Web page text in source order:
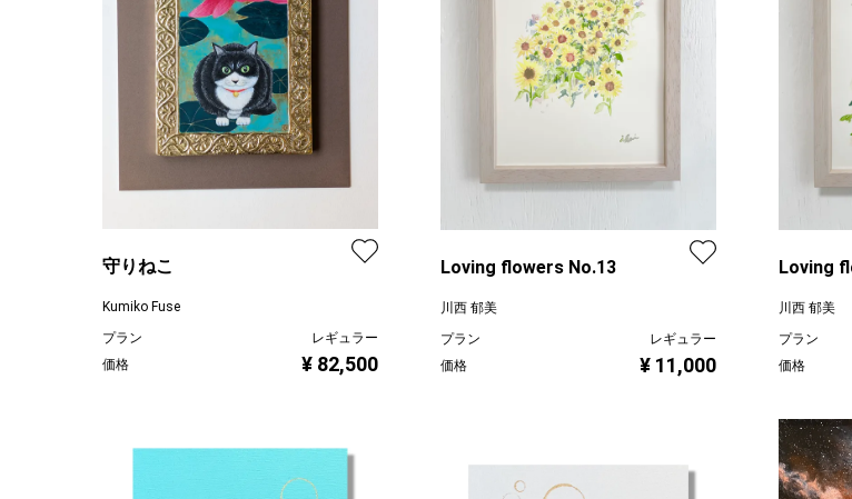
守りねこ
Kumiko Fuse
プラン
レギュラー
価格
¥ 82,500
Loving flowers No.13
川西 郁美
プラン
レギュラー
価格
¥ 11,000
Loving
川西 郁美
プラン
価格